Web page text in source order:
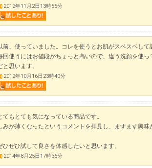
2012年11月2日13時55分
前、使っていました。コレを使うとお肌がスベスベして
回使うにはお値段がちょっと高いので、違う洗顔を使
と思います。
2012年10月16日23時40分
てもとても気になっている商品です。
みが薄くなったというコメントを拝見し、ますます興味
ひぜひ試して良さを体感したいと思います。
2014年8月25日17時36分